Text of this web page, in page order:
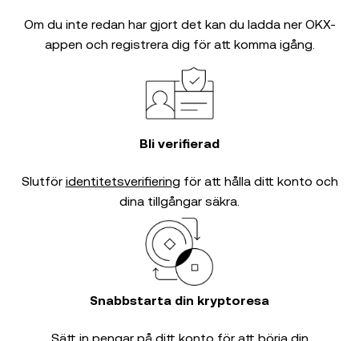
Om du inte redan har gjort det kan du ladda ner OKX-
appen och registrera dig för att komma igång.
Bli verifierad
Slutför identitetsverifiering för att hålla ditt konto och
dina tillgångar säkra.
Snabbstarta din kryptoresa